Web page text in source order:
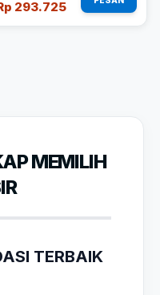
293.725
MEMILIH
TERBAIK